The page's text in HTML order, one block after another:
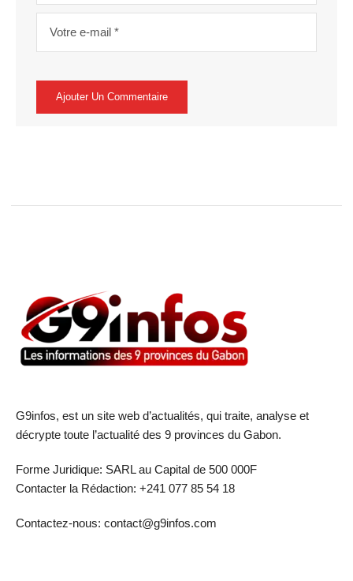
G9infos, est un site web d’actualités, qui traite, analyse et
décrypte toute l’actualité des 9 provinces du Gabon.
Forme Juridique: SARL au Capital de 500 000F
Contacter la Rédaction: +241 077 85 54 18
Contactez-nous: contact@g9infos.com